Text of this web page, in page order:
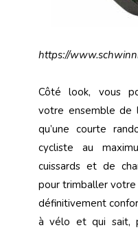
https://
Côté look, vous
votre ensemble de
qu’une courte
cycliste au
cuissards et de
pour trimballer votre
définitivement
à vélo et qui sait,